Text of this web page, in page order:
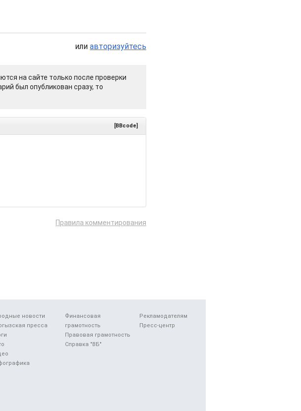
или авторизуйтесь
на сайте только после проверки
был опубликован сразу, то
[BBcode]
Правила комментирования
новости
пресса
Финансовая
грамотность
Правовая грамотность
Справка "ВБ"
Рекламодателям
Пресс-центр